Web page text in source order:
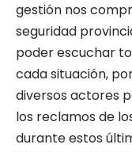
gestión nos
seguridad
poder escuchar
cada situación,
diversos actores
los reclamos de
durante estos